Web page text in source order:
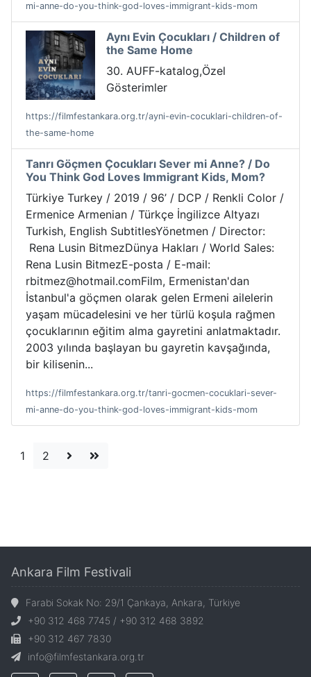
mi-anne-do-you-think-god-loves-immigrant-kids-mom
Aynı Evin Çocukları / Children of
the Same Home
30. AUFF-katalog,Özel
Gösterimler
https://filmfestankara.org.tr/ayni-evin-cocuklari-children-of-
the-same-home
Tanrı Göçmen Çocukları Sever mi Anne? / Do
You Think God Loves Immigrant Kids, Mom?
Türkiye Turkey / 2019 / 96’ / DCP / Renkli Color /
Ermenice Armenian / Türkçe İngilizce Altyazı
Turkish, English SubtitlesYönetmen / Director:
Rena Lusin BitmezDünya Hakları / World Sales:
Rena Lusin BitmezE-posta / E-mail:
rbitmez@hotmail.comFilm, Ermenistan'dan
İstanbul'a göçmen olarak gelen Ermeni ailelerin
yaşam mücadelesini ve her türlü koşula rağmen
çocuklarının eğitim alma gayretini anlatmaktadır.
2003 yılında başlayan bu gayretin kavşağında,
bir kilisenin...
https://filmfestankara.org.tr/tanri-gocmen-cocuklari-sever-
mi-anne-do-you-think-god-loves-immigrant-kids-mom
1 2
Ankara Film Festivali
Farabi Sokak No: 29/1 Çankaya, Ankara, Türkiye
+90 312 468 7745 / +90 312 468 3892
+90 312 467 7830
info@filmfestankara.org.tr